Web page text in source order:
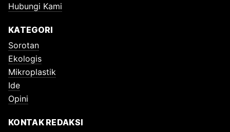
Hubungi Kami
KATEGORI
Sorotan
Ekologis
Mikroplastik
Ide
Opini
KONTAK REDAKSI